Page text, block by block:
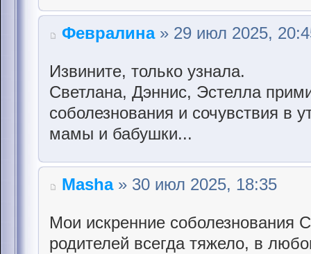
Февралина» 29 июл 2025,
Извините, только узнала.
Светлана, Дэннис, Эстелла
соболезнования и сочувствия в
мамы и бабушки...
Masha» 30 июл 2025, 18:35
Мои искренние соболезнования
родителей всегда тяжело, в